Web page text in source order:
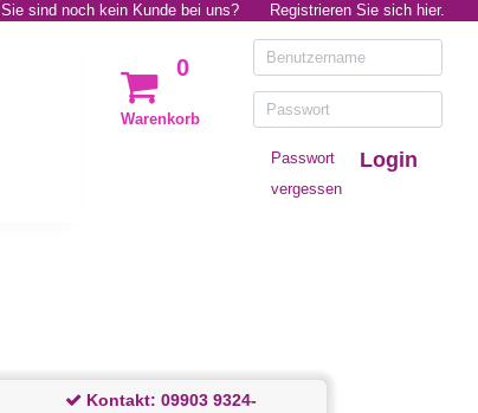
Sie sind noch kein Kunde bei uns? Registrieren Sie sich hier.
0
Warenkorb
Passwort
vergessen
Login
Kontakt:09903 9324-